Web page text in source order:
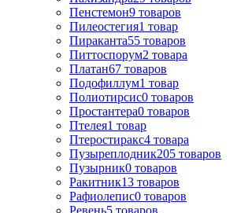
Пенстемон9 товаров
Пилеостегия1 товар
Пираканта55 товаров
Питтоспорум2 товара
Платан67 товаров
Подофиллум1 товар
Полиотирсис0 товаров
Простантера0 товаров
Птелея1 товар
Птеростиракс4 товара
Пузыреплодник205 товаров
Пузырник0 товаров
Ракитник13 товаров
Рафиолепис0 товаров
Ревень5 товаров